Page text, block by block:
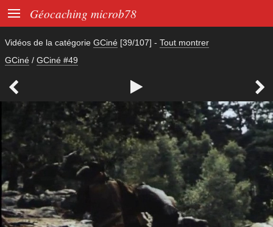
 Géocaching microb78
Vidéos de la catégorie GCiné [39/107] - Tout montrer
GCiné / GCiné #49
  